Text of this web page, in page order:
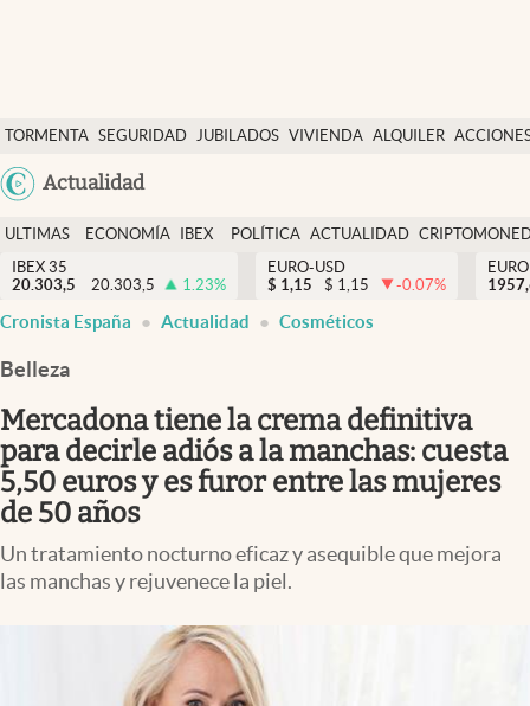
TORMENTA SEGURIDAD JUBILADOS VIVIENDA ALQUILER
Actualidad
Economía y finanzas
Política
Actualidad
Criptomonedas
España
ULTIMAS
NOTICIAS
ECONOMÍA
FINANZAS
IBEX
EURO
POLÍTICA ACTUALIDAD
IBEX 35
20.303,5
20.303,5 1.23%
EURO-USD
$ 1,15 $ 1,15 -0.07%
Cronista España Actualidad Cosméticos
Belleza
Mercadona tiene la crema definitiva
para decirle adiós a la manchas: cuesta
5,50 euros y es furor entre las mujeres
de 50 años
Un tratamiento nocturno eficaz y asequible que mejora
las manchas y rejuvenece la piel.